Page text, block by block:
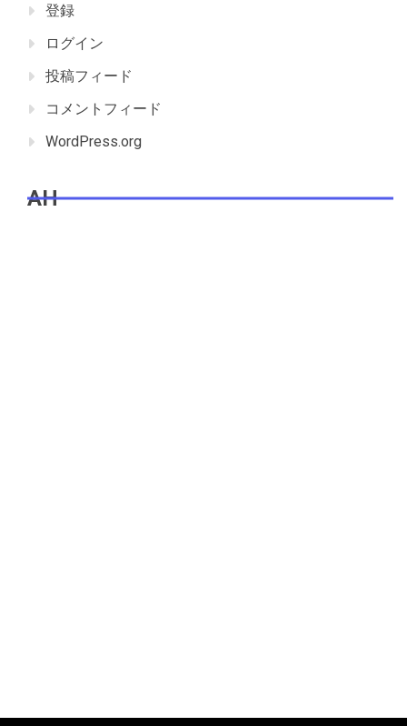
登録
ログイン
投稿フィード
コメントフィード
WordPress.org
AH